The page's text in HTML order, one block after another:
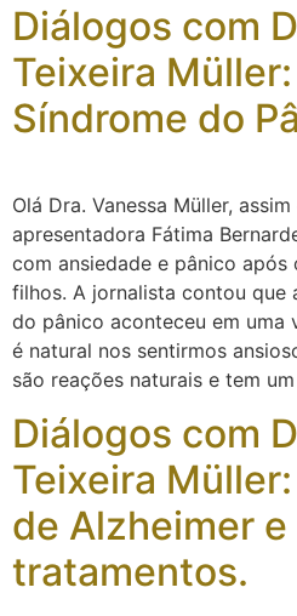
Diálogos com
Teixeira
Síndrome do
Olá Dra. Vanessa Müller,
apresentadora Fátima
com ansiedade e pânico após
filhos. A jornalista contou que
do pânico aconteceu em uma
é natural nos sentirmos
são reações naturais e tem
Diálogos com
Teixeira
de Alzheimer
tratamentos.